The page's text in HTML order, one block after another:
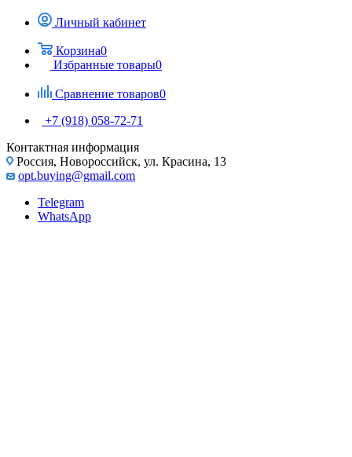
Личный кабинет
Корзина0
Избранные товары0
Сравнение товаров0
+7 (918) 058-72-71
Контактная информация
Россия, Новороссийск, ул. Красина, 13
opt.buying@gmail.com
Telegram
WhatsApp